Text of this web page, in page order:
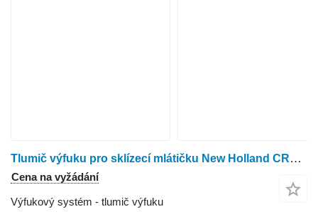
Tlumič výfuku pro sklízecí mlátičku New Holland CR9.90
Cena na vyžádání
Výfukový systém - tlumič výfuku